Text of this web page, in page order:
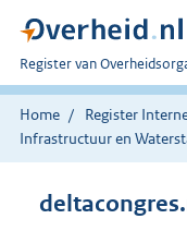
U
bent
nu
hier:
Register van
Home Register
Infrastructuur en